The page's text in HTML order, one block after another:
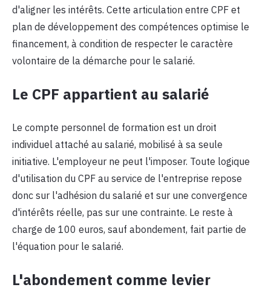
d'aligner les intérêts. Cette articulation entre CPF et
plan de développement des compétences optimise le
financement, à condition de respecter le caractère
volontaire de la démarche pour le salarié.
Le CPF appartient au salarié
Le compte personnel de formation est un droit
individuel attaché au salarié, mobilisé à sa seule
initiative. L'employeur ne peut l'imposer. Toute logique
d'utilisation du CPF au service de l'entreprise repose
donc sur l'adhésion du salarié et sur une convergence
d'intérêts réelle, pas sur une contrainte. Le reste à
charge de 100 euros, sauf abondement, fait partie de
l'équation pour le salarié.
L'abondement comme levier